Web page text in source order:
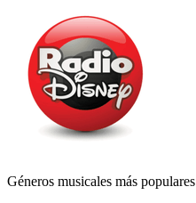
Géneros musicales más populares